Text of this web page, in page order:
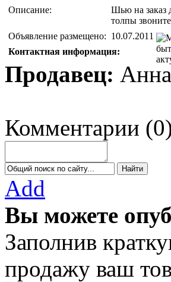
Описание:
Шью на заказ
толпы
Объявление размещено: 10.07.2011
Контактная информация:
Продавец: Анна
Комментарии (0
Add
Вы можете
Заполнив
продажу ваш